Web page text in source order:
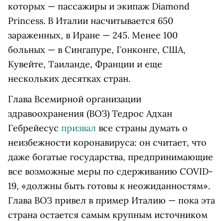
которых — пассажиры и экипаж Diamond
Princess. В Италии насчитывается 650
зараженных, в Иране — 245. Менее 100
больных — в Сингапуре, Гонконге, США,
Кувейте, Таиланде, Франции и еще
нескольких десятках стран.
Глава Всемирной организации
здравоохранения (ВОЗ) Тедрос Адхан
Гебрейесус призвал все страны думать о
неизбежности коронавируса: он считает, что
даже богатые государства, предпринимающие
все возможные меры по сдерживанию COVID-
19, «должны быть готовы к неожиданностям».
Глава ВОЗ привел в пример Италию — пока эта
страна остается самым крупным источником